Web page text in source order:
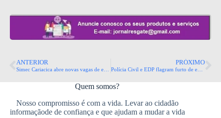
ANTERIOR
Simec Cariacica abre novas vagas de emprego
PRÓXIMO
Polícia Civil e EDP flagram furto de energia elétrica em fábrica de laticínios e hortifruti
Quem somos?
Nosso compromisso é com a vida. Levar ao cidadão
informaçãode de confiança e que ajudam a mudar a vida